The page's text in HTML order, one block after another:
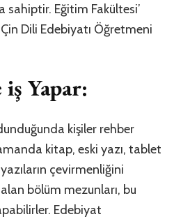
sahiptir. Eğitim Fakültesi’
Dili Edebiyatı Öğretmeni
Yapar:
kişiler rehber
kitap, eski yazı, tablet
çevirmenliğini
bölüm mezunları, bu
Edebiyat